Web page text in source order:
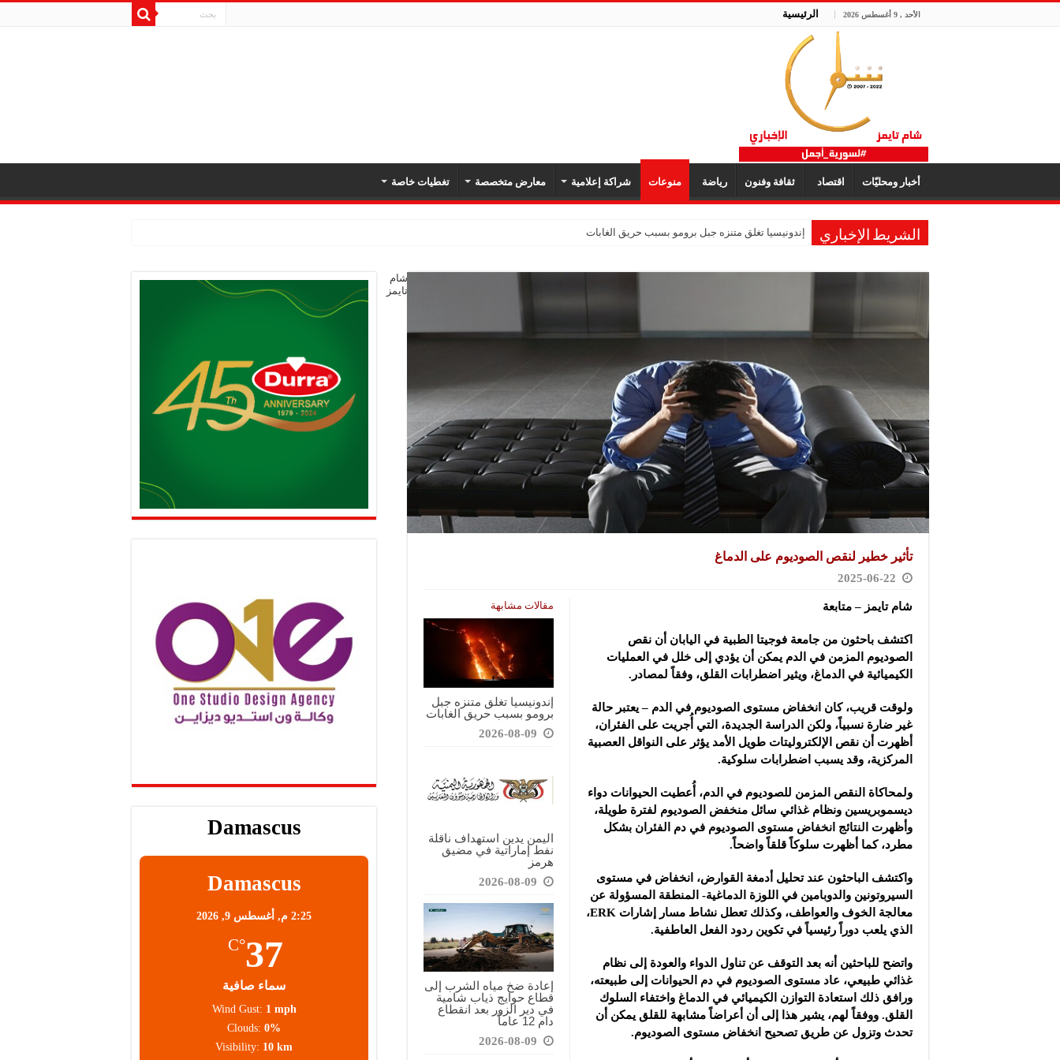
الأحد , 9 أغسطس 2026 الرئيسية
أخبار ومحليّات اقتصاد ثقافة وفنون رياضة منوعات شراكة إعلامية معارض متخصصة تغطيات خاصة
الشريط الإخباري إندونيسيا تغلق متنزه جبل برومو بسبب حريق الغابات
تأثير خطير لنقص الصوديوم على الدماغ
2025-06-22
مقالات مشابهة
إندونيسيا تغلق متنزه جبل
برومو بسبب حريق الغابات
2026-08-09
اليمن يدين استهداف ناقلة
نفط إماراتية في مضيق
هرمز
2026-08-09
إعادة ضخ مياه الشرب إلى
قطاع حوايج ذياب شامية
في دير الزور بعد انقطاع
دام 12 عاماً
2026-08-09
شام تايمز – متابعة
اكتشف باحثون من جامعة فوجيتا الطبية في اليابان أن نقص
الصوديوم المزمن في الدم يمكن أن يؤدي إلى خلل في العمليات
الكيميائية في الدماغ، ويثير اضطرابات القلق، وفقاً لمصادر.
ولوقت قريب، كان انخفاض مستوى الصوديوم في الدم – يعتبر حالة
غير ضارة نسبياً، ولكن الدراسة الجديدة، التي أُجريت على الفئران،
أظهرت أن نقص الإلكتروليتات طويل الأمد يؤثر على النواقل العصبية
المركزية، وقد يسبب اضطرابات سلوكية.
ولمحاكاة النقص المزمن للصوديوم في الدم، أُعطيت الحيوانات دواء
ديسموبريسين ونظام غذائي سائل منخفض الصوديوم لفترة طويلة،
وأظهرت النتائج انخفاض مستوى الصوديوم في دم الفئران بشكل
مطرد، كما أظهرت سلوكاً قلقاً واضحاً.
واكتشف الباحثون عند تحليل أدمغة القوارض، انخفاض في مستوى
السيروتونين والدوبامين في اللوزة الدماغية- المنطقة المسؤولة عن
معالجة الخوف والعواطف، وكذلك تعطل نشاط مسار إشارات ERK،
الذي يلعب دوراً رئيسياً في تكوين ردود الفعل العاطفية.
واتضح للباحثين أنه بعد التوقف عن تناول الدواء والعودة إلى نظام
غذائي طبيعي، عاد مستوى الصوديوم في دم الحيوانات إلى طبيعته،
ورافق ذلك استعادة التوازن الكيميائي في الدماغ واختفاء السلوك
القلق. ووفقاً لهم، يشير هذا إلى أن أعراضاً مشابهة للقلق يمكن أن
تحدث وتزول عن طريق تصحيح انخفاض مستوى الصوديوم.
Damascus
Damascus
2:25 م, أغسطس 9, 2026
37
°C
سماء صافية
Wind Gust: 1 mph
Clouds: 0%
Visibility: 10 km
شام
تايمز